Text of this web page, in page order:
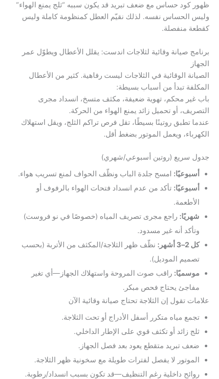
ظهور كود حساس مع ضعف تبريد قد يكون سببه “ثلج يمنع الهواء”
وليس الحساس نفسه. لذلك نقيّم العطل كمنظومة كاملة وليس
كقطعة منفصلة.
برنامج صيانة وقائية لثلاجات اندست: يقلل الأعطال ويطوّل عمر
الجهاز
الصيانة الوقائية في الثلاجات ليست رفاهية. كثير من الأعطال
المكلفة تبدأ من أسباب بسيطة:
باب غير محكم، تهوية ضعيفة، مكثف متسخ، انسداد مجرى
التصريف، أو تحميل زائد يمنع الهواء من الحركة.
عندما تطبق روتينًا بسيطًا، تقل فرص تراكم الثلج، ويقل استهلاك
الكهرباء، ويعمل الموتور بضغط أقل.
جدول سريع (روتين أسبوعي/شهري)
أسبوعيًا: امسح جلدة الباب ونظّف الحواف لمنع تسريب هواء.
أسبوعيًا: تأكد من عدم انسداد فتحات الهواء بالرفوف أو
الأطعمة.
شهريًا: راجع مجرى تصريف المياه (خصوصًا في نو فروست)
وتأكد أنه غير مسدود.
كل 2–3 أشهر:
نظّف ظهر الثلاجة/المكثف من الأتربة (بحسب
تصميم الموديل).
موسميًا: راقب صوت المروحة واستهلاك الجهاز—أي تغير
مفاجئ يحتاج فحص مبكر.
علامات تقول إن الثلاجة تحتاج صيانة وقائية الآن
تجمع مياه متكرر أسفل الأدراج أو تحت الثلاجة.
ثلج زائد أو تكثف قوي على الإطار الداخلي.
ضعف تبريد متقطع يعود بعد فصل الجهاز.
الموتور لا يفصل لفترات طويلة مع سخونية ظهر الثلاجة.
روائح داخلية رغم التنظيف—قد تكون بسبب انسداد/رطوبة.